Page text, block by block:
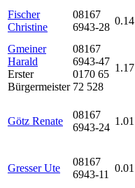
Fischer
Christine
08167
6943-28
0.14
Gmeiner
Harald
Erster
Bürgermeister
08167
6943-47
0170 65
72 528
1.17
Götz Renate
08167
6943-24
1.01
Gresser Ute
08167
6943-11
0.01